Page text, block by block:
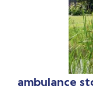
ambulance